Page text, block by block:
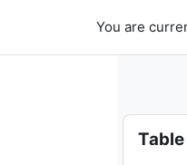
You are
Skip